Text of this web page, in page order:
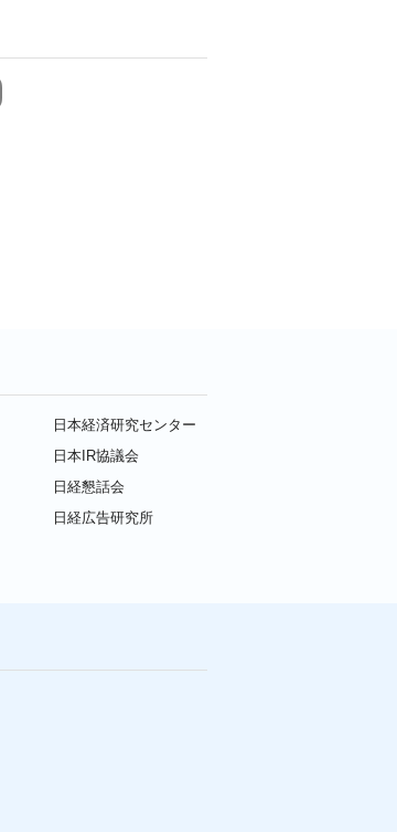
日本経済研究センター
日本IR協議会
日経懇話会
日経広告研究所